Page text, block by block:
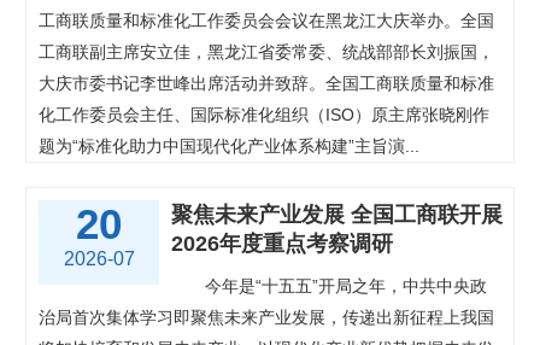
工商联质量和标准化工作委员会会议在黑龙江大庆举办。全国
工商联副主席安立佳，黑龙江省委常委、统战部部长刘振国，
大庆市委书记李世峰出席活动并致辞。全国工商联质量和标准
化工作委员会主任、国际标准化组织（ISO）原主席张晓刚作
题为“标准化助力中国现代化产业体系构建”主旨演...
20
2026-07
聚焦未来产业发展 全国工商联开展
2026年度重点考察调研
今年是“十五五”开局之年，中共中央政
治局首次集体学习即聚焦未来产业发展，传递出新征程上我国